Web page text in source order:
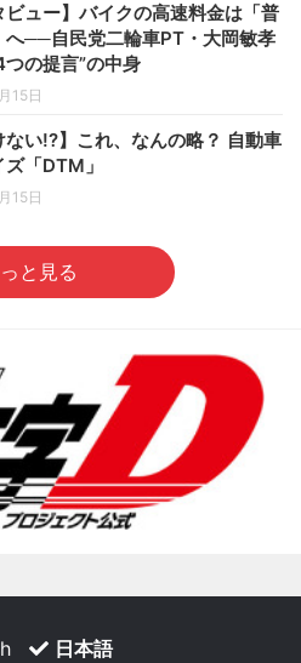
ビュー】バイクの高速料金は「普
へ──自民党二輪車PT・大岡敏孝
つの提言”の中身
15日
ない!?】これ、なんの略？ 自動車
「DTM」
15日
と見る
日本語